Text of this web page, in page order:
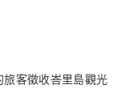
旅客徵收峇里島觀光